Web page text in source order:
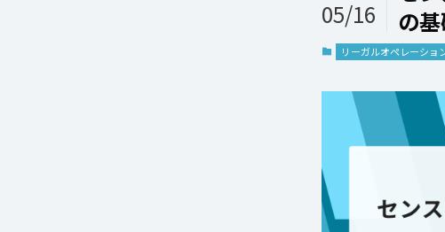
の
05/16
リーガルオペレーショ